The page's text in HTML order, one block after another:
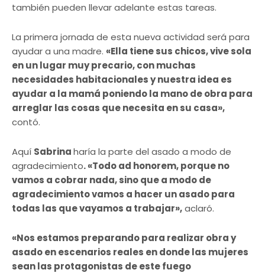
también pueden llevar adelante estas tareas.
La primera jornada de esta nueva actividad será para
ayudar a una madre. «Ella tiene sus chicos, vive sola
en un lugar muy precario, con muchas
necesidades habitacionales y nuestra idea es
ayudar a la mamá poniendo la mano de obra para
arreglar las cosas que necesita en su casa»,
contó.
Aquí Sabrinaharía la parte del asado a modo de
agradecimiento. «Todo ad honorem, porque no
vamos a cobrar nada, sino que a modo de
agradecimiento vamos a hacer un asado para
todas las que vayamos a trabajar»,aclaró.
«Nos estamos preparando para realizar obra y
asado en escenarios reales en donde las mujeres
sean las protagonistas de este fuego